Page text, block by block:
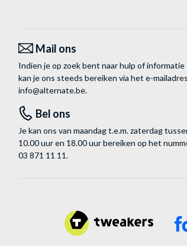
Mail ons
Indien je op zoek bent naar hulp of informatie
kan je ons steeds bereiken via het e-mailadres
info@alternate.be.
Bel ons
Je kan ons van maandag t.e.m. zaterdag
10.00 uur en 18.00 uur bereiken op het
03 871 11 11.